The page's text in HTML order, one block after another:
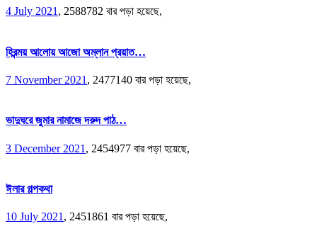
4 July 2021, 2588782 বার পড়া হয়েছে,
হিরন্ময় আলোয় আজো অম্লান প্রয়াত…
7 November 2021 , 2477140 বার পড়া হয়েছে,
ভাদুঘরে জুমার নামাজে দরুদ পাঠ…
3 December 2021 , 2454977 বার পড়া হয়েছে,
ঈলার গল্পকথা
10 July 2021 , 2451861 বার পড়া হয়েছে,